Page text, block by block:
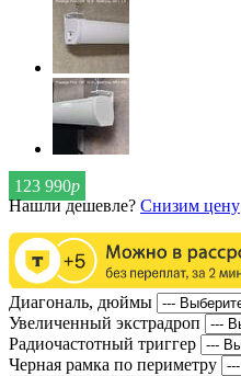
123 990р
Нашли дешевле? Снизим цену
Диагональ, дюймы
Увеличенный экстрадроп
Радиочастотный триггер
Черная рамка по периметру